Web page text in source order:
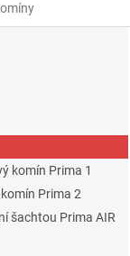
komín Prima 1
Prima 2
šachtou Prima AIR